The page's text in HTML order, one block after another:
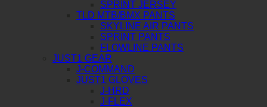
SPRINT JERSEY
TLD MTB/BMX PANTS
SKYLINE AIR PANTS
SPRINT PANTS
FLOWLINE PANTS
JUST1 GEAR
J-COMMAND
JUST1 GLOVES
J-HRD
J-FLEX